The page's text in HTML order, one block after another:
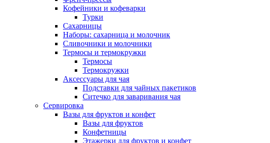
Кофейники и кофеварки
Турки
Сахарницы
Наборы: сахарница и молочник
Сливочники и молочники
Термосы и термокружки
Термосы
Термокружки
Аксессуары для чая
Подставки для чайных пакетиков
Ситечко для заваривания чая
Сервировка
Вазы для фруктов и конфет
Вазы для фруктов
Конфетницы
Этажерки для фруктов и конфет